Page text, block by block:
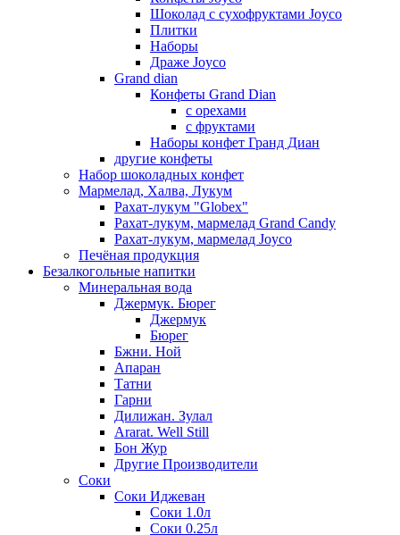
Шоколад с сухофруктами Joyco
Плитки
Наборы
Драже Joyco
Grand dian
Конфеты Grand Dian
с орехами
с фруктами
Наборы конфет Гранд Диан
другие конфеты
Набор шоколадных конфет
Мармелад, Халва, Лукум
Рахат-лукум "Globex"
Рахат-лукум, мармелад Grand Candy
Рахат-лукум, мармелад Joyco
Печёная продукция
Безалкогольные напитки
Минеральная вода
Джермук. Бюрег
Джермук
Бюрег
Бжни. Ной
Апаран
Татни
Гарни
Дилижан. Зулал
Ararat. Well Still
Бон Жур
Другие Производители
Соки
Соки Иджеван
Соки 1.0л
Соки 0.25л